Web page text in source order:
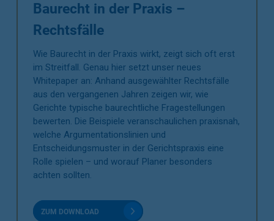
Baurecht in der Praxis –
Rechtsfälle
Wie Baurecht in der Praxis wirkt, zeigt sich oft erst
im Streitfall. Genau hier setzt unser neues
Whitepaper an: Anhand ausgewählter Rechtsfälle
aus den vergangenen Jahren zeigen wir, wie
Gerichte typische baurechtliche Fragestellungen
bewerten. Die Beispiele veranschaulichen praxisnah,
welche Argumentationslinien und
Entscheidungsmuster in der Gerichtspraxis eine
Rolle spielen – und worauf Planer besonders
achten sollten.
ZUM DOWNLOAD